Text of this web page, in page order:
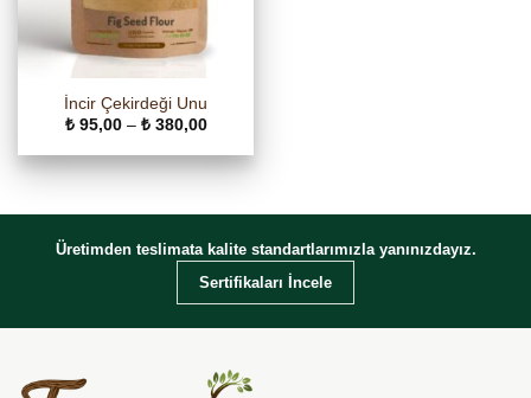
İncir Çekirdeği Unu
₺95,00 – ₺380,00Fiyat
₺ 95,00
-
Üretimden teslimata kalite standartlarımızla yanınızdayız.
Sertifikaları İncele